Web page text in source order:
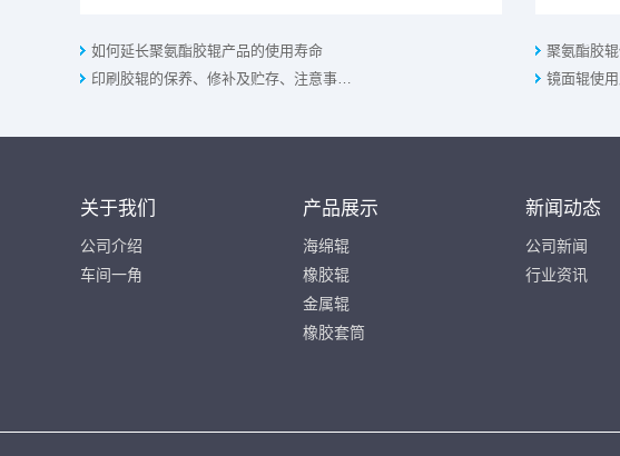
如何延长聚氨酯胶辊产品的使用寿命 聚氨酯胶
印刷胶辊的保养、修补及贮存、注意事…
镜面辊使
关于我们
公司介绍
车间一角
产品展示
海绵辊
橡胶辊
金属辊
橡胶套筒
新闻动态
公司新闻
行业资讯